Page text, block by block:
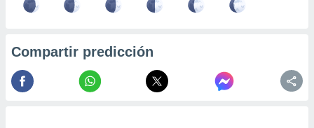
Compartir predicción